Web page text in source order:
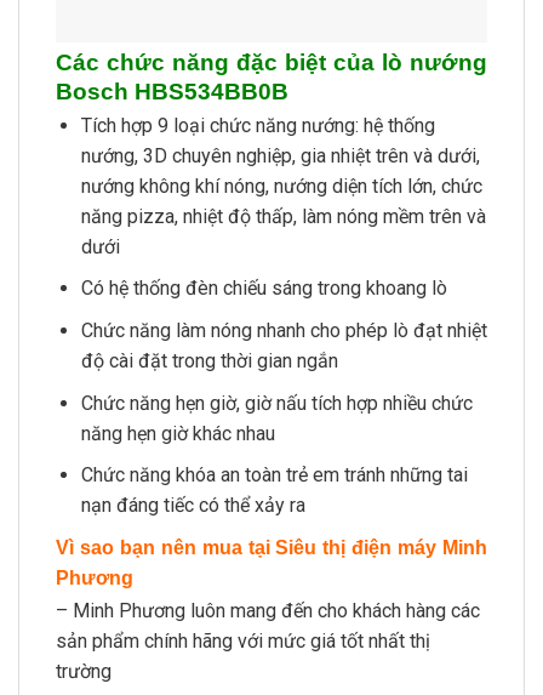
Các chức năng đặc biệt của lò nướng
Bosch HBS534BB0B
Tích hợp 9 loại chức năng nướng: hệ thống
nướng, 3D chuyên nghiệp, gia nhiệt trên và dưới,
nướng không khí nóng, nướng diện tích lớn, chức
năng pizza, nhiệt độ thấp, làm nóng mềm trên và
dưới
Có hệ thống đèn chiếu sáng trong khoang lò
Chức năng làm nóng nhanh cho phép lò đạt nhiệt
độ cài đặt trong thời gian ngắn
Chức năng hẹn giờ, giờ nấu tích hợp nhiều chức
năng hẹn giờ khác nhau
Chức năng khóa an toàn trẻ em tránh những tai
nạn đáng tiếc có thể xảy ra
Vì sao bạn nên mua tại Siêu thị điện máy Minh
Phương
– Minh Phương luôn mang đến cho khách hàng các
sản phẩm chính hãng với mức giá tốt nhất thị
trường